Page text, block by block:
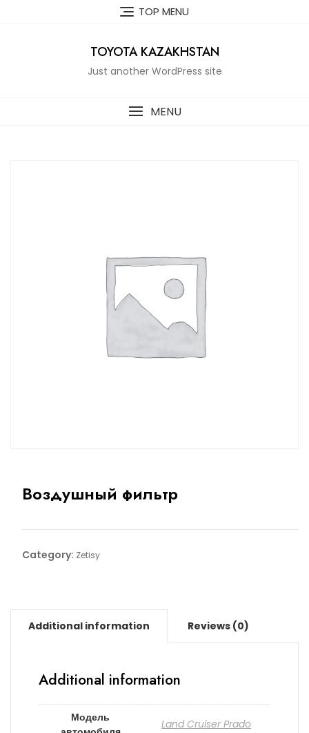
TOP MENU
TOYOTA KAZAKHSTAN
Just another WordPress site
MENU
Воздушный фильтр
Category: Zetisy
Additional information Reviews (0)
Additional information
Модель
Land Cruiser Prado